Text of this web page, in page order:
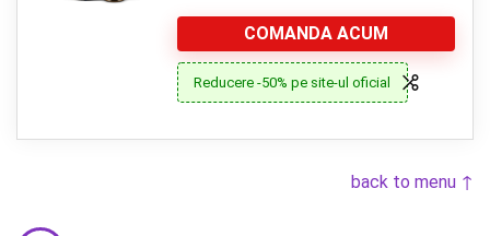
COMANDA ACUM
Reducere -50% pe site-ul oficial
back to menu ↑